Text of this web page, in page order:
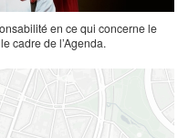
en ce qui concerne le
cadre de l’Agenda.